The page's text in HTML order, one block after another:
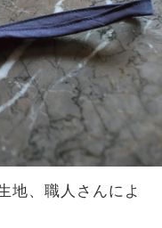
地、職人さんによ